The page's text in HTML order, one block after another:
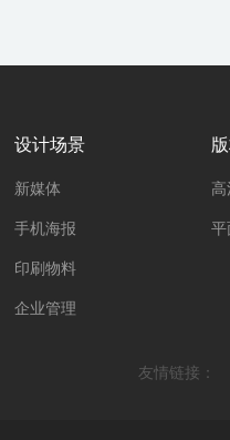
设计场景
新媒体
手机海报
印刷物料
企业管理
平
友情链接：